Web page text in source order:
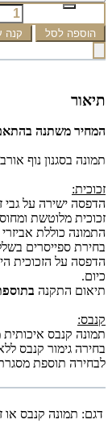
הוספה לסל קנה
תיאור
המחיר משתנה בהתאם
תמונה בסגנון נוף
זכוכית:
הדפסה ישירה על גבי
זכוכית מלוטשת
התמונה כוללת אביזרי תלייה-צפה (3 ס'מ
בחירת ספייסרים
כיום.
תיאום התקנה
קנבס:
תמונה קנבס
בחירה גימור קנבס
לבחירה תוספת
דגם: תמונה קנבס או